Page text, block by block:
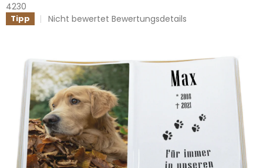
GRABBILDER
AUS
ERINNERUNG
HUNDE
UND
KATZEN
GRABZUBEHÖR
FOTOGALERIE
4230
Tipp
Die
0,0
von
5
Sternen.
Nicht bewertet Bewertungsdetails